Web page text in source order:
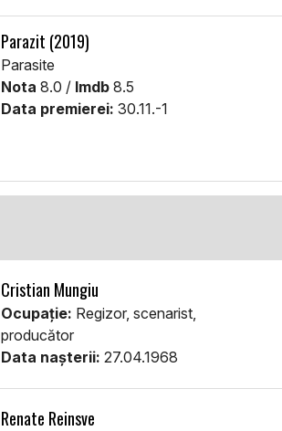
Parazit (2019)
Parasite
Nota 8.0 / Imdb 8.5
Data premierei: 30.11.-1
Cristian Mungiu
Ocupație: Regizor, scenarist,
producător
Data nașterii: 27.04.1968
Renate Reinsve